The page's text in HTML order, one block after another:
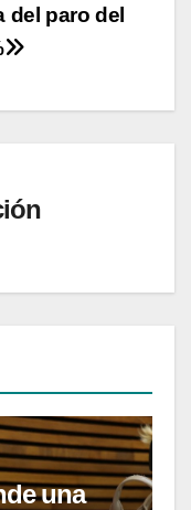
del paro del
una